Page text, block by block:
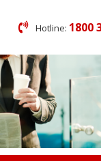
Hotline: 1800